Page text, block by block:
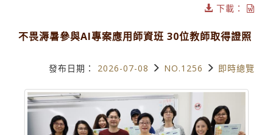
下載：
不畏溽暑參與AI專案應用師資班 30位教師取得證照
發布日期： 2026-07-08 NO.1256 即時總覽